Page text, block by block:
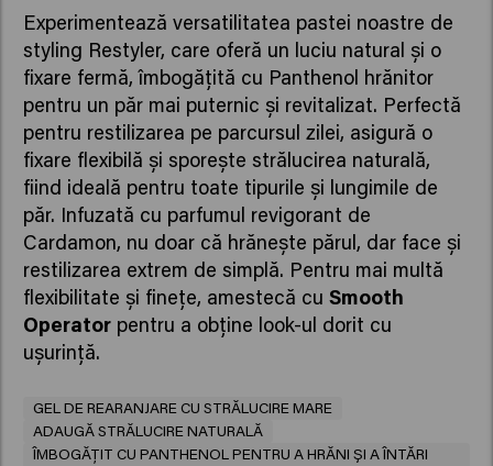
Experimentează versatilitatea pastei noastre de
styling Restyler, care oferă un luciu natural și o
fixare fermă, îmbogățită cu Panthenol hrănitor
pentru un păr mai puternic și revitalizat. Perfectă
pentru restilizarea pe parcursul zilei, asigură o
fixare flexibilă și sporește strălucirea naturală,
fiind ideală pentru toate tipurile și lungimile de
păr. Infuzată cu parfumul revigorant de
Cardamon, nu doar că hrănește părul, dar face și
restilizarea extrem de simplă. Pentru mai multă
flexibilitate și finețe, amestecă cu Smooth
Operatorpentru a obține look-ul dorit cu
ușurință.
GEL DE REARANJARE CU STRĂLUCIRE MARE
ADAUGĂ STRĂLUCIRE NATURALĂ
ÎMBOGĂȚIT CU PANTHENOL PENTRU A HRĂNI ȘI A ÎNTĂRI